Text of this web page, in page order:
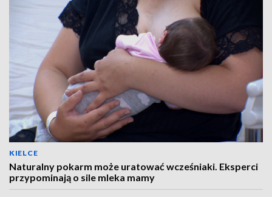
KIELCE
Naturalny pokarm może uratować wcześniaki. Eksperci
przypominają o sile mleka mamy